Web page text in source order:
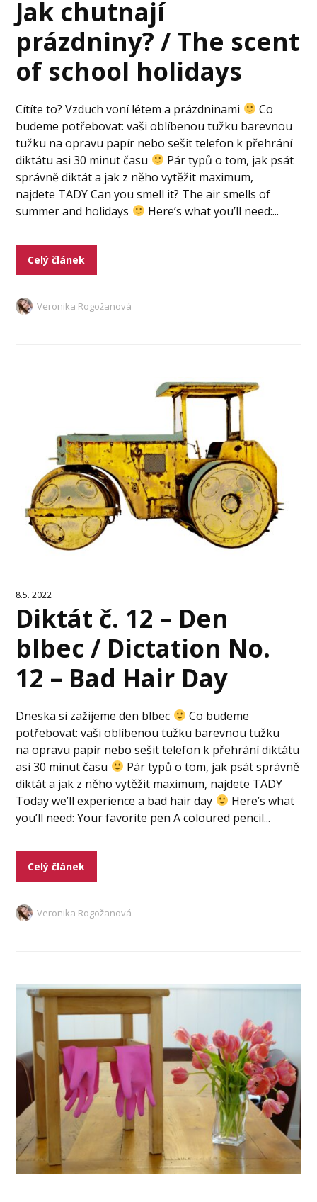
Jak chutnají
prázdniny? / The scent
of school holidays
Cítíte to? Vzduch voní létem a prázdninami
Co
budeme potřebovat: vaši oblíbenou tužku barevnou
tužku na opravu papír nebo sešit telefon k přehrání
diktátu asi 30 minut času
Pár typů o tom, jak psát
správně diktát a jak z něho vytěžit maximum,
najdete TADY Can you smell it? The air smells of
summer and holidays
Here’s what you’ll need:...
Celý článek
Veronika Rogožanová
8.5. 2022
Diktát č. 12 – Den
blbec / Dictation No.
12 – Bad Hair Day
Dneska si zažijeme den blbec
Co budeme
potřebovat: vaši oblíbenou tužku barevnou tužku
na opravu papír nebo sešit telefon k přehrání diktátu
asi 30 minut času
Pár typů o tom, jak psát správně
diktát a jak z něho vytěžit maximum, najdete TADY
Today we’ll experience a bad hair day
Here’s what
you’ll need: Your favorite pen A coloured pencil...
Celý článek
Veronika Rogožanová